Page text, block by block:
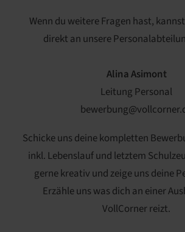
Wenn du weitere Fragen hast,
direkt an unsere
Alina Asimont
Leitung Personal
Schicke uns deine kompletten
inkl. Lebenslauf und letztem
gerne kreativ und zeige uns deine
Erzähle uns was dich an einer
VollCorner reizt.